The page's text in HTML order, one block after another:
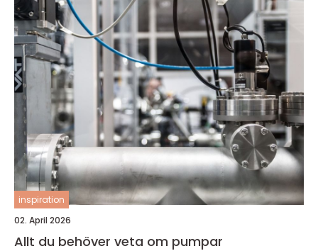
inspiration
02. April 2026
Allt du behöver veta om pumpar